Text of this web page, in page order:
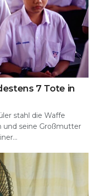
7 Tote in
stahl die Waffe
und seine Großmutter